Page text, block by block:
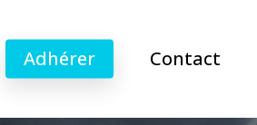
Adhérer Contact